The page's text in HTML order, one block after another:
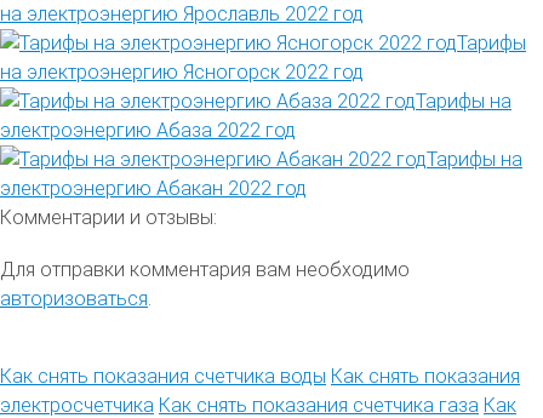
на электроэнергию Ярославль 2022 год
Тарифы
на электроэнергию Ясногорск 2022 год
Тарифы на
электроэнергию Абаза 2022 год
Тарифы на
электроэнергию Абакан 2022 год
Комментарии и отзывы:
Для отправки комментария вам необходимо
авторизоваться
Как снять показания счетчика воды Как снять показания
электросчетчика Как снять показания счетчика газа Как